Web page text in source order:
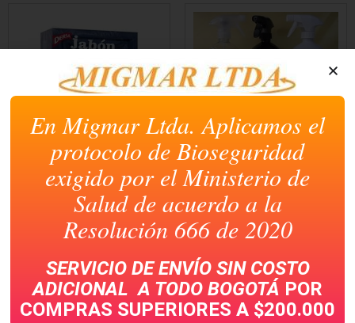
JABON REY BARRA ATOMIZADOR PLASTICO
CON PISTOLA 1000CC
En Migmar Ltda. Aplicamos el
protocolo de Bioseguridad
exigido por el Ministerio de
Salud de acuerdo a la
Resolución 666 de 2020
SERVICIO DE ENVÍO SIN COSTO
ADICIONAL A TODO BOGOTÁ POR
COMPRAS SUPERIORES A $200.000